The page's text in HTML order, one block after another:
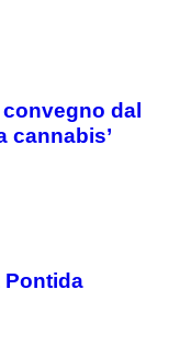
dal
cannabis’
Pontida